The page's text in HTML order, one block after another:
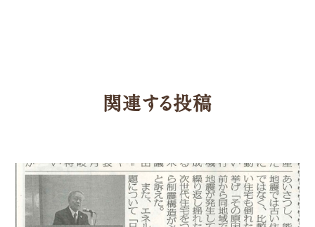
ぎふの木コラム
Other
お問い合わせ
関連する投稿